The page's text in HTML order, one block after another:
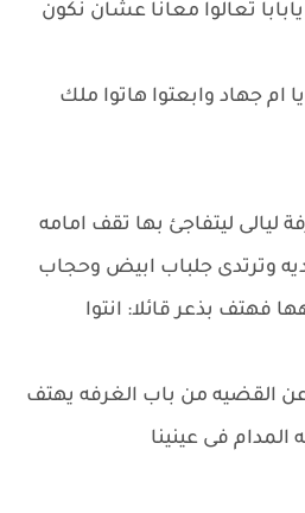
تعالوا معانا عشان نكون
جهاد وابعتوا هاتوا ملك
ليالى ليتفاجئ بها تقف امامه
وترتدى جلباب ابيض وحجاب
بذعر قائلا: انتوا
القضيه من باب الغرفه يهتف
المدام فى عينينا